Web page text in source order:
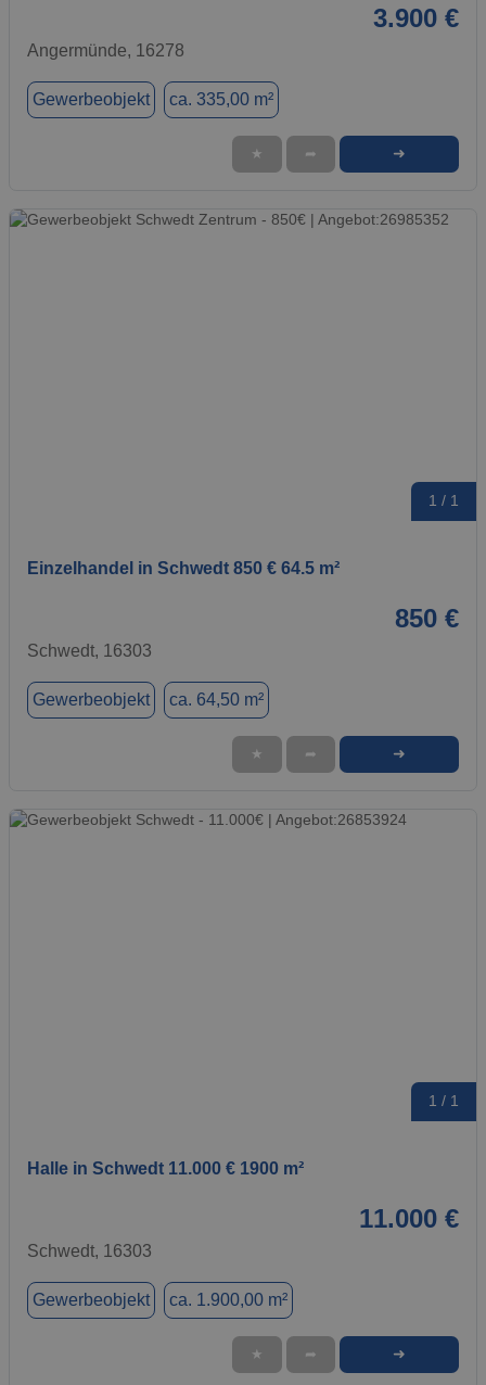
3.900 €
Angermünde, 16278
Gewerbeobjekt ca. 335,00 m²
★ ➦ ➜
1 / 1
Einzelhandel in Schwedt 850 € 64.5 m²
850 €
Schwedt, 16303
Gewerbeobjekt ca. 64,50 m²
★ ➦ ➜
1 / 1
Halle in Schwedt 11.000 € 1900 m²
11.000 €
Schwedt, 16303
Gewerbeobjekt ca. 1.900,00 m²
★ ➦ ➜